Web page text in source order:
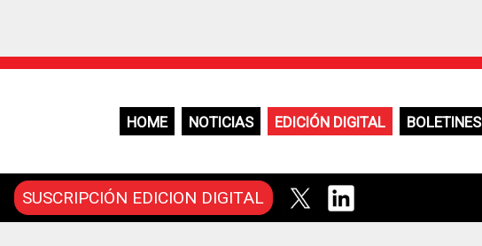
HOME NOTICIAS EDICIÓN DIGITAL BOLETINES
SUSCRIPCIÓN EDICION DIGITAL